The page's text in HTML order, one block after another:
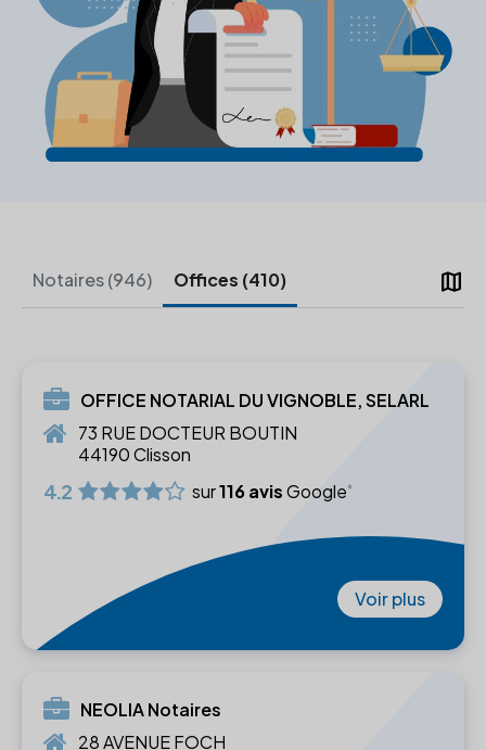
map
Notaires (946) Offices (410)
OFFICE NOTARIAL DU VIGNOBLE, SELARL
73 RUE DOCTEUR BOUTIN
44190 Clisson
4.2 sur116 avisGoogle
Voir plus
NEOLIA Notaires
28 AVENUE FOCH